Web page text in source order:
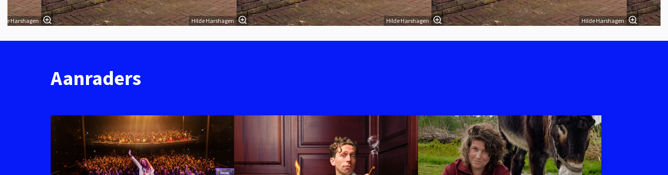
Harshagen Hilde Harshagen Hilde Harshagen Hilde Harshagen
Aanraders